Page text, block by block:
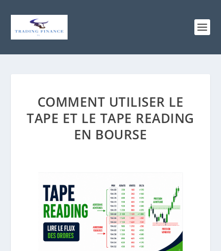
COMMENT UTILISER LE
TAPE ET LE TAPE READING
EN BOURSE